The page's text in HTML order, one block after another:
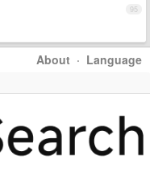
95
About · Language